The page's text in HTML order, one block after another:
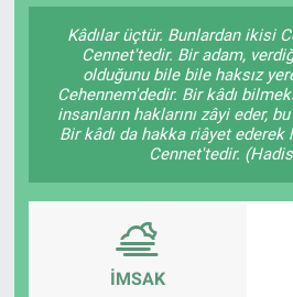
Kâdılar üçtür. Bunlardan ikisi
Cennet'tedir. Bir adam,
olduğunu bile bile haksız
Cehennem'dedir. Bir kâdı
insanların haklarını zâyi eder,
Bir kâdı da hakka riâyet ederek
Cennet'tedir.
İMSAK